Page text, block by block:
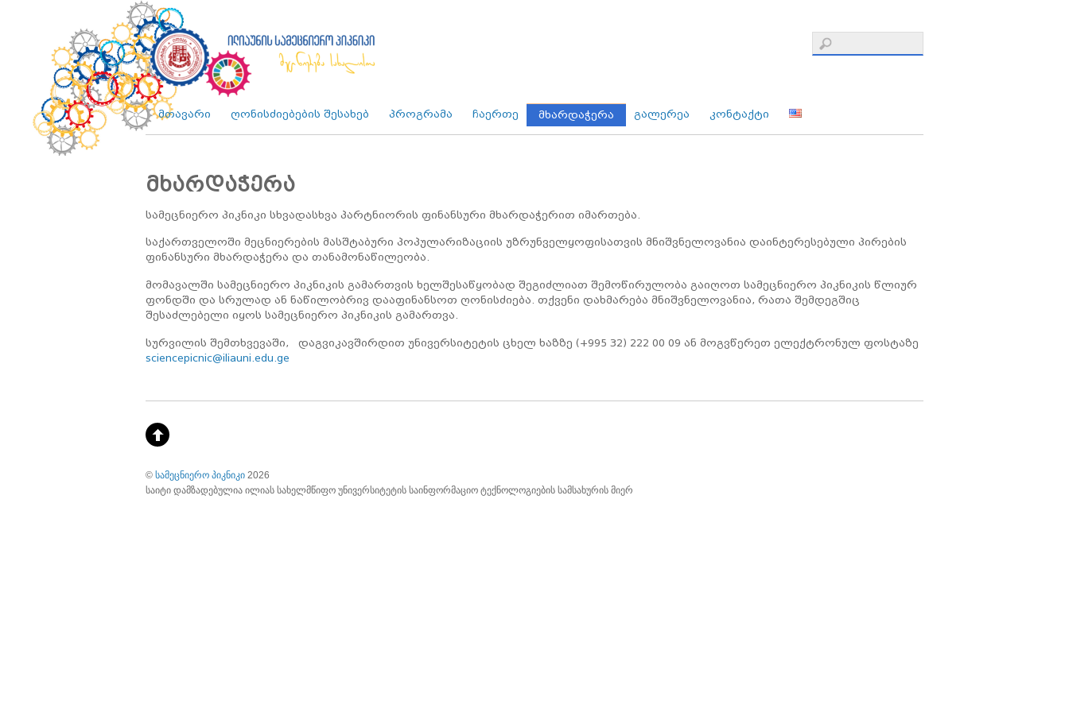
მთავარი ღონისძიებების შესახებ პროგრამა ჩაერთე მხარდაჭერა გალერეა კონტაქტი
მხარდაჭერა
სამეცნიერო პიკნიკი სხვადასხვა პარტნიორის ფინანსური მხარდაჭერით იმართება.
საქართველოში მეცნიერების მასშტაბური პოპულარიზაციის უზრუნველყოფისათვის მნიშვნელოვანია დაინტერესებული პირების
ფინანსური მხარდაჭერა და თანამონაწილეობა.
მომავალში სამეცნიერო პიკნიკის გამართვის ხელშესაწყობად შეგიძლიათ შემოწირულობა გაიღოთ სამეცნიერო პიკნიკის წლიურ
ფონდში და სრულად ან ნაწილობრივ დააფინანსოთ ღონისძიება. თქვენი დახმარება მნიშვნელოვანია, რათა შემდეგშიც
შესაძლებელი იყოს სამეცნიერო პიკნიკის გამართვა.
სურვილის შემთხვევაში, დაგვიკავშირდით უნივერსიტეტის ცხელ ხაზზე (+995 32) 222 00 09 ან მოგვწერეთ ელექტრონულ ფოსტაზე
sciencepicnic@iliauni.edu.ge
© სამეცნიერო პიკნიკი 2026
საიტი დამზადებულია ილიას სახელმწიფო უნივერსიტეტის საინფორმაციო ტექნოლოგიების სამსახურის მიერ